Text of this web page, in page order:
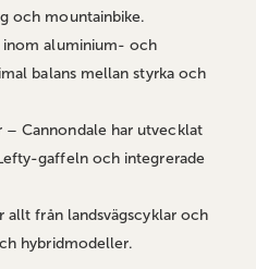
och mountainbike.
aluminium- och
balans mellan styrka och
Cannondale har utvecklat
gaffeln och integrerade
från landsvägscyklar och
hybridmodeller.